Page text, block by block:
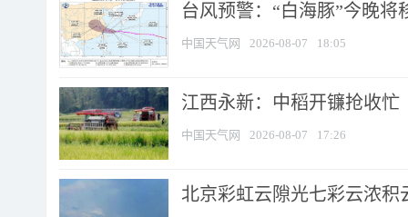
台风预警：“白海豚”今晚将
中国天气网 2026-08-07 18:05
江西永新：中稻开镰抢收忙
中国天气网 2026-08-07 17:26
北京彩虹云隙光七彩云浓积